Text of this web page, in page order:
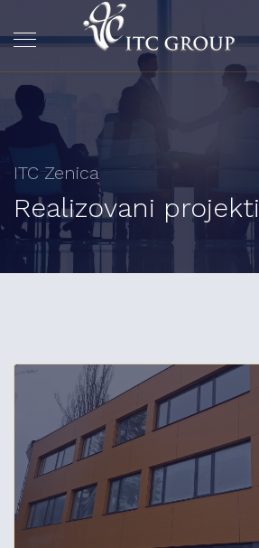
ITC Zenica
Realizovani projekti